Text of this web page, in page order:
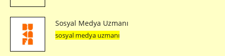
Sosyal Medya Uzmanı
sosyal medya uzmanı